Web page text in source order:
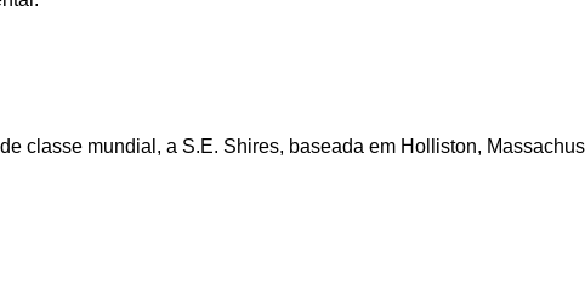
classe mundial, a S.E. Shires, baseada em Holliston,